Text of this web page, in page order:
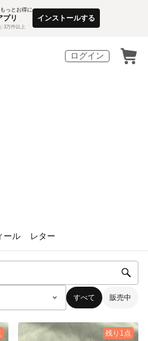
っとお得に
プリ
3万件以上
インストールする
ログイン
ール レター
すべて 販売中
残り1点